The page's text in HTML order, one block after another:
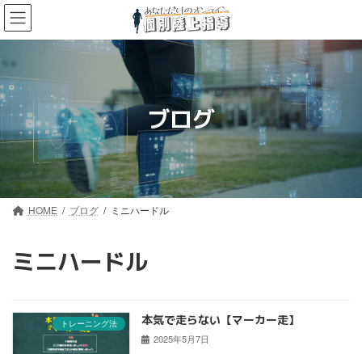
コ
ン
テ
ン
ツ
へ
ス
ッ
ナ
ビ
ゲ
ー
シ
ョ
ン
移
ブログ
HOME ブログ ミニハードル
ミニハードル
トレーニング法 本気で走らない【マーカー走】
2025年5月7日